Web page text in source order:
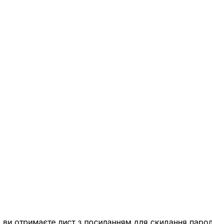
отримаєте лист з посиланням для скидання